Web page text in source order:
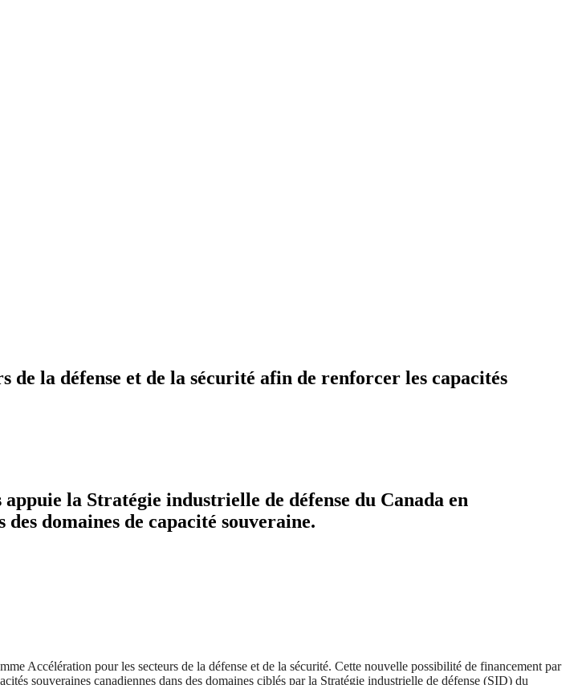
de la défense et de la sécurité afin de renforcer les capacités
la Stratégie industrielle de défense du Canada en
domaines de capacité souveraine.
Accélération pour les secteurs de la défense et de la sécurité. Cette nouvelle possibilité de financement par
souveraines canadiennes dans des domaines ciblés par la Stratégie industrielle de défense (SID) du